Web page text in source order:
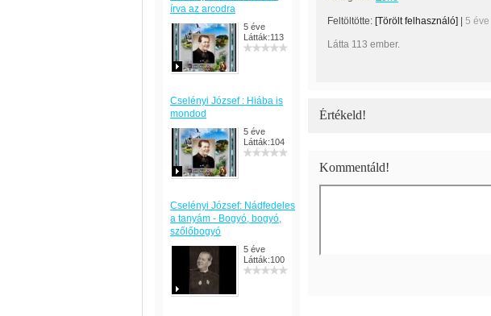
írva az arcodra
5 éve
Látták:113
Cselényi József : Hiába is
mondod
5 éve
Látták:104
Cselényi József: Nádfedeles
a tanyám - Bogyó, bogyó,
szőlőbogyó
5 éve
Látták:100
Feltöltötte: [Törölt felhasználó] 5 éve
Látta 113 ember.
Értékeld!
Kommentáld!